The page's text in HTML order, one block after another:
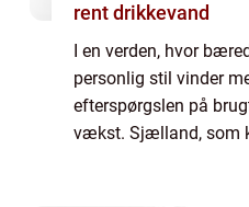
rent drikkevand
I en verden, hvor
personlig stil vinder
efterspørgslen på
vækst. Sjælland, som